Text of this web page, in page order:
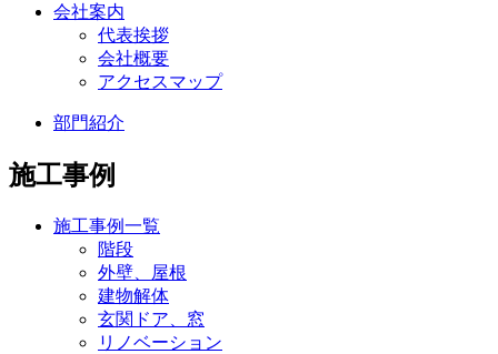
会社案内
代表挨拶
会社概要
アクセスマップ
部門紹介
施工事例
施工事例一覧
階段
外壁、屋根
建物解体
玄関ドア、窓
リノベーション